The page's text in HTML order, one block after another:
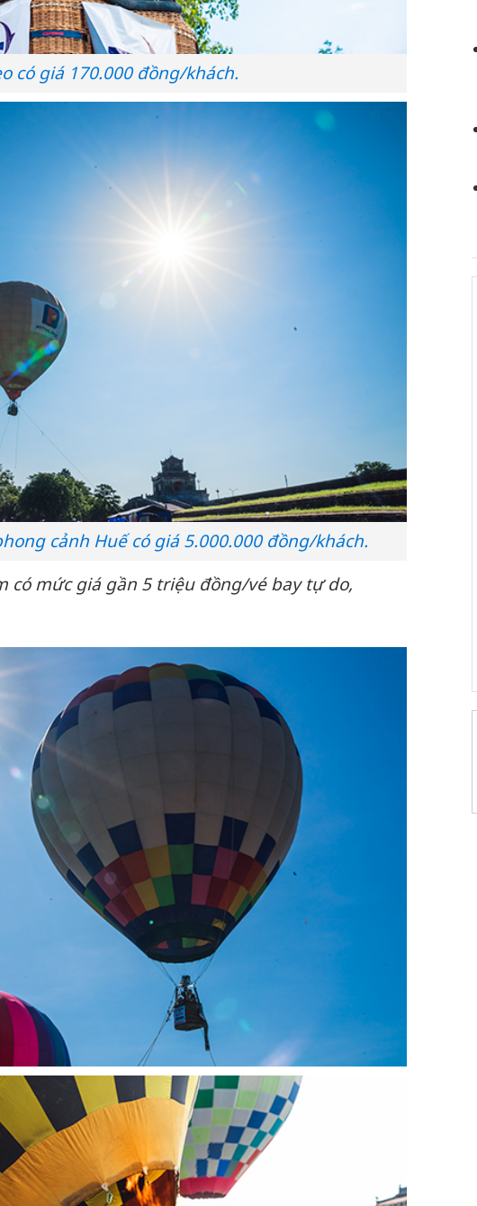
có giá 170.000 đồng/khách.
cảnh Huế có giá 5.000.000 đồng/khách.
có mức giá gần 5 triệu đồng/vé bay tự do,
hại trong vụ án buôn
bán bình sữa
Moyuum giả
An Giang: Đối tượng
bán hàng giả tại Phú